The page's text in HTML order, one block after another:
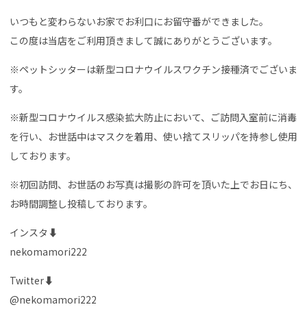
いつもと変わらないお家でお利口にお留守番ができました。
この度は当店をご利用頂きまして誠にありがとうございます。
※ペットシッターは新型コロナウイルスワクチン接種済でございま
す。
※新型コロナウイルス感染拡大防止において、ご訪問入室前に消毒
を行い、お世話中はマスクを着用、使い捨てスリッパを持参し使用
しております。
※初回訪問、お世話のお写真は撮影の許可を頂いた上でお日にち、
お時間調整し投稿しております。
インスタ⬇
nekomamori222
Twitter⬇
@nekomamori222